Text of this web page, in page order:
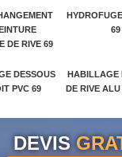
DE RIVE 69
69
DESSOUS
PVC 69
HABILLAGE
DE RIVE ALU
DEVIS